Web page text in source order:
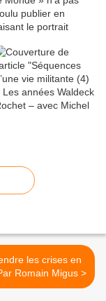
les crises en
HAÏTI - Par Romain Migus >